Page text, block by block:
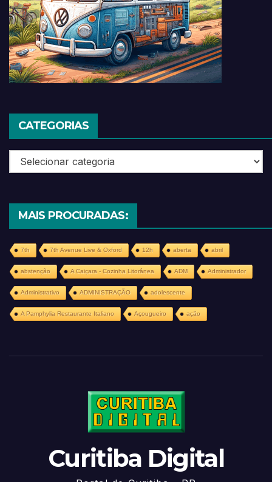
CATEGORIAS
Categorias
MAIS PROCURADAS:
7th 7th Avenue Live & Oxford 12h aberta abril
abstenção A Caiçara - Cozinha Litorânea ADM Administrador
Administrativo ADMINISTRAÇÃO adolescente
A Pamphylia Restaurante Italiano Açougueiro ação
Curitiba Digital